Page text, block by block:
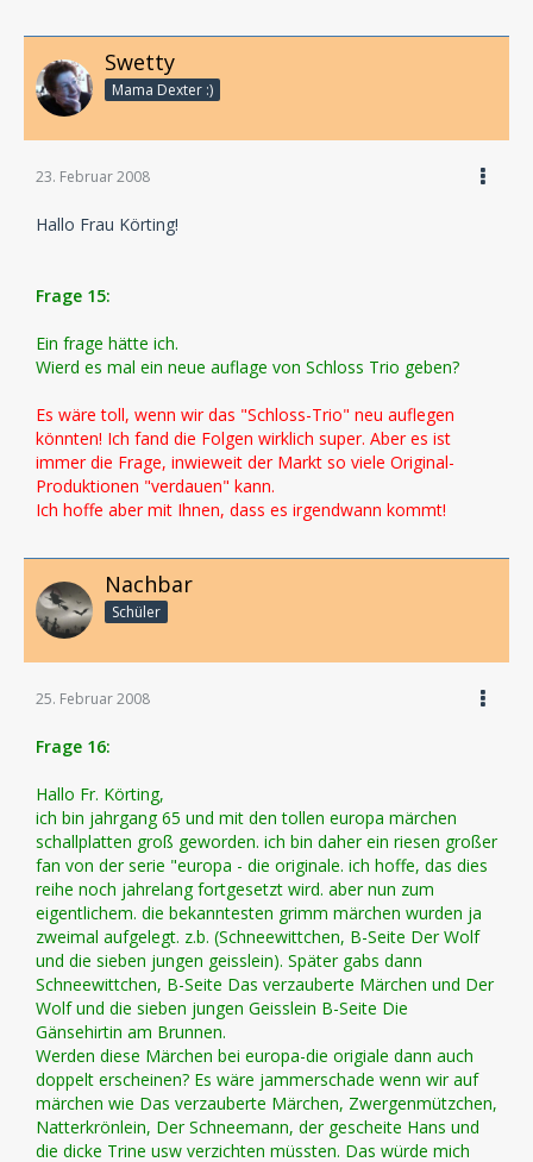
Swetty
Mama Dexter :)
23. Februar 2008
Hallo Frau Körting!
Frage 15:
Ein frage hätte ich.
Wierd es mal ein neue auflage von Schloss Trio geben?
Es wäre toll, wenn wir das "Schloss-Trio" neu auflegen
könnten! Ich fand die Folgen wirklich super. Aber es ist
immer die Frage, inwieweit der Markt so viele Original-
Produktionen "verdauen" kann.
Ich hoffe aber mit Ihnen, dass es irgendwann kommt!
Nachbar
Schüler
25. Februar 2008
Frage 16:
Hallo Fr. Körting,
ich bin jahrgang 65 und mit den tollen europa märchen
schallplatten groß geworden. ich bin daher ein riesen großer
fan von der serie "europa - die originale. ich hoffe, das dies
reihe noch jahrelang fortgesetzt wird. aber nun zum
eigentlichem. die bekanntesten grimm märchen wurden ja
zweimal aufgelegt. z.b. (Schneewittchen, B-Seite Der Wolf
und die sieben jungen geisslein). Später gabs dann
Schneewittchen, B-Seite Das verzauberte Märchen und Der
Wolf und die sieben jungen Geisslein B-Seite Die
Gänsehirtin am Brunnen.
Werden diese Märchen bei europa-die origiale dann auch
doppelt erscheinen? Es wäre jammerschade wenn wir auf
märchen wie Das verzauberte Märchen, Zwergenmützchen,
Natterkrönlein, Der Schneemann, der gescheite Hans und
die dicke Trine usw verzichten müssten. Das würde mich